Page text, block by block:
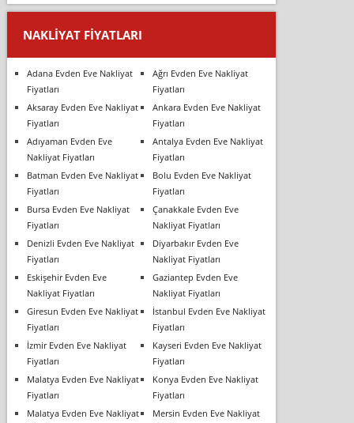
NAKLIYAT FIYATLARI
Adana Evden Eve Nakliyat
Fiyatları
Ağrı Evden Eve Nakliyat
Fiyatları
Aksaray Evden Eve Nakliyat
Fiyatları
Ankara Evden Eve Nakliyat
Fiyatları
Adıyaman Evden Eve
Nakliyat Fiyatları
Antalya Evden Eve Nakliyat
Fiyatları
Batman Evden Eve Nakliyat
Fiyatları
Bolu Evden Eve Nakliyat
Fiyatları
Bursa Evden Eve Nakliyat
Fiyatları
Çanakkale Evden Eve
Nakliyat Fiyatları
Denizli Evden Eve Nakliyat
Fiyatları
Diyarbakır Evden Eve
Nakliyat Fiyatları
Eskişehir Evden Eve
Nakliyat Fiyatları
Gaziantep Evden Eve
Nakliyat Fiyatları
Giresun Evden Eve Nakliyat
Fiyatları
İstanbul Evden Eve Nakliyat
Fiyatları
İzmir Evden Eve Nakliyat
Fiyatları
Kayseri Evden Eve Nakliyat
Fiyatları
Malatya Evden Eve Nakliyat
Fiyatları
Konya Evden Eve Nakliyat
Fiyatları
Malatya Evden Eve Nakliyat
Mersin Evden Eve Nakliyat